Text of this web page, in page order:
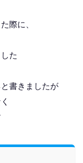
際に、
た
書きましたが